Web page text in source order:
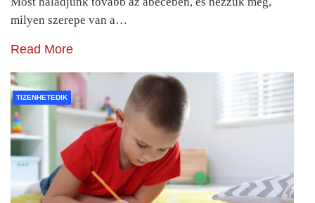
milyen szerepe van a…
Read More
TIZENHETEDIK